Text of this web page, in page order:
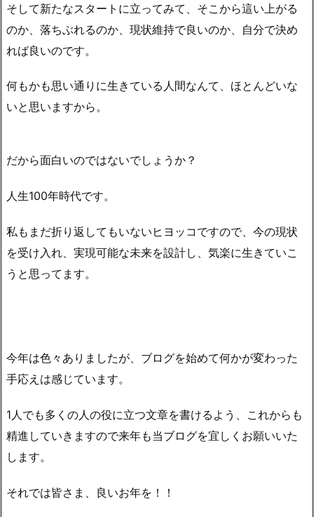
そして新たなスタートに立ってみて、そこから這い上がる
のか、落ちぶれるのか、現状維持で良いのか、自分で決め
れば良いのです。
何もかも思い通りに生きている人間なんて、ほとんどいな
いと思いますから。
だから面白いのではないでしょうか？
人生100年時代です。
私もまだ折り返してもいないヒヨッコですので、今の現状
を受け入れ、実現可能な未来を設計し、気楽に生きていこ
うと思ってます。
今年は色々ありましたが、ブログを始めて何かが変わった
手応えは感じています。
1人でも多くの人の役に立つ文章を書けるよう、これからも
精進していきますので来年も当ブログを宜しくお願いいた
します。
それでは皆さま、良いお年を！！